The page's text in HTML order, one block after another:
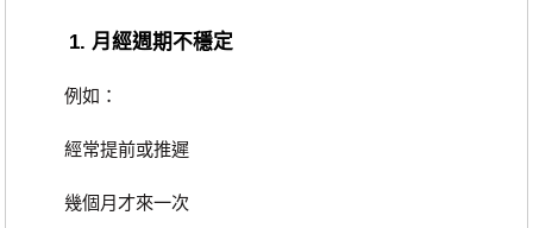
1. 月經週期不穩定
例如：
經常提前或推遲
幾個月才來一次